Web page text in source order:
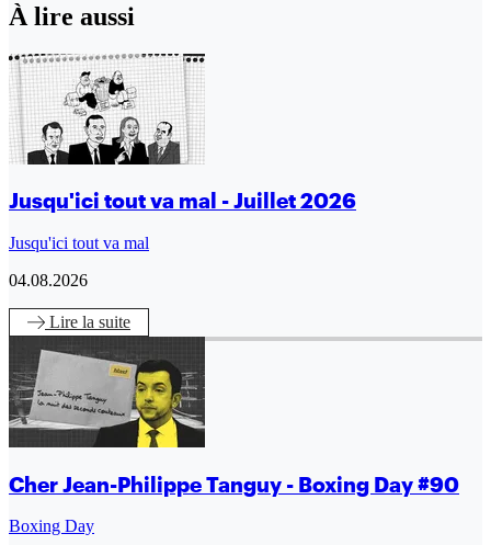
À lire aussi
Jusqu'ici tout va mal - Juillet 2026
Jusqu'ici tout va mal
04.08.2026
Lire la suite
Cher Jean-Philippe Tanguy - Boxing Day #90
Boxing Day